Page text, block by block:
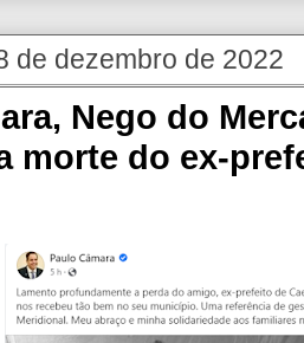
de dezembro de 2022
Nego do
morte do ex-